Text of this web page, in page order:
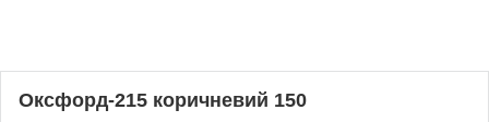
Оксфорд-215 коричневий 150